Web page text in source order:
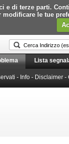
e di terze parti.
modificare le tue
Lista
- Info - Disclaimer -